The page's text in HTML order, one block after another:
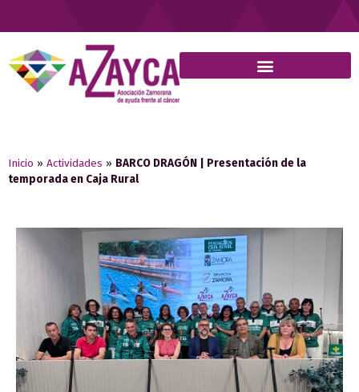
Inicio » Actividades » BARCO DRAGÓN | Presentación de la
temporada en Caja Rural